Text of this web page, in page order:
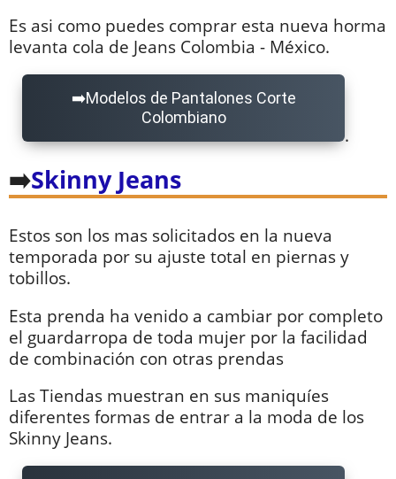
Es asi como puedes comprar esta nueva horma
levanta cola de Jeans Colombia - México.
Modelos de Pantalones Corte
Colombiano
.
Skinny Jeans
Estos son los mas solicitados en la nueva
temporada por su ajuste total en piernas y
tobillos.
Esta prenda ha venido a cambiar por completo
el guardarropa de toda mujer por la facilidad
de combinación con otras prendas
Las Tiendas muestran en sus maniquíes
diferentes formas de entrar a la moda de los
Skinny Jeans.